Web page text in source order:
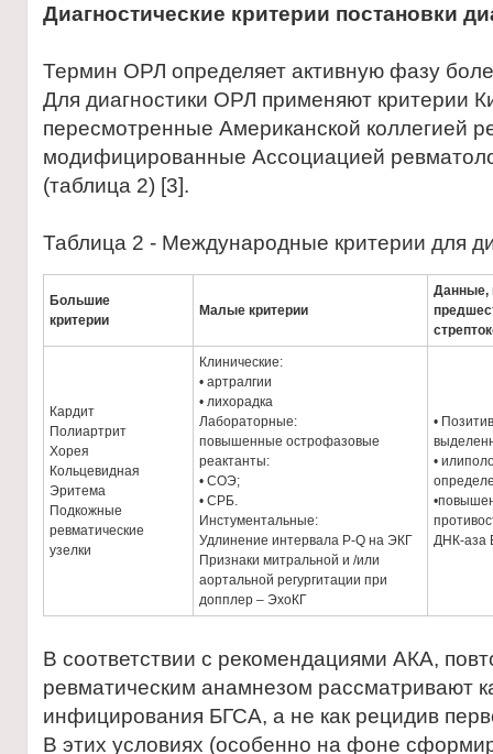
Диагностические критерии постановки
Термин ОРЛ определяет активную фазу
Для диагностики ОРЛ применяют критерии
пересмотренные Американской коллегией
модифицированные Ассоциацией
(таблица 2) [3].
Таблица 2 - Международные критерии для
Большие
критерии
Малые критерии
Данные,
Кардит
Полиартрит
Хорея
Кольцевидная
Эритема
Подкожные
ревматические
узелки
Клинические:
• артралгии
• лихорадка
Лабораторные:
повышенные острофазовые
реактанты:
• СОЭ;
• СРБ.
Инстументальные:
Удлинение интервала Р-Q на ЭКГ
Признаки митральной и /или
аортальной регургитации при
допплер – ЭхоКГ
•
•
ДНК-аза
В соответствии с рекомендациями АКА,
ревматическим анамнезом рассматривают
инфицирования БГСА, а не как рецидив
В этих условиях (особенно на фоне